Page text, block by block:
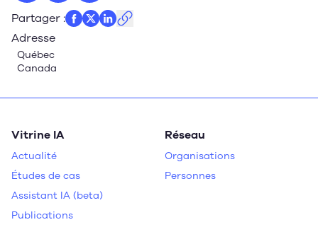
Partager :
Adresse
Québec
Canada
Vitrine IA
Actualité
Études de cas
Assistant IA (beta)
Publications
Réseau
Organisations
Personnes